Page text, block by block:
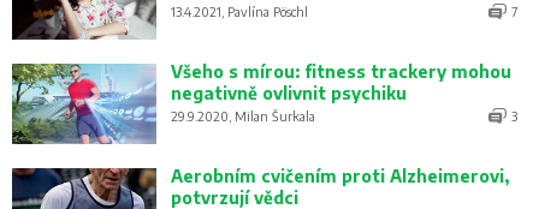
13.4.2021, Pavlína Pöschl 7
Všeho s mírou: fitness trackery mohou
negativně ovlivnit psychiku
29.9.2020, Milan Šurkala 3
Aerobním cvičením proti Alzheimerovi,
potvrzují vědci